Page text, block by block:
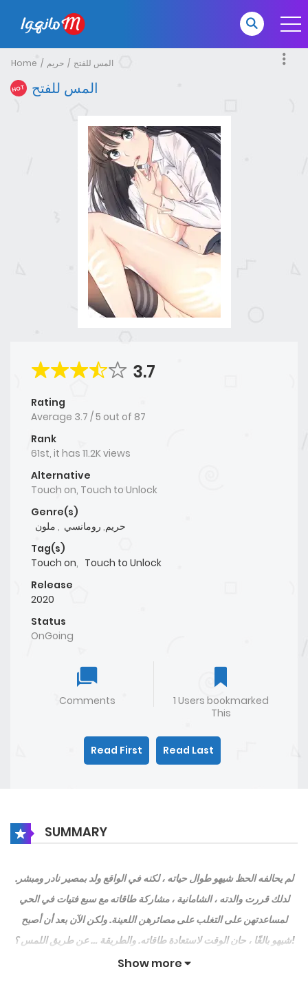
Home حريم المس للفتح
HOT المس للفتح
3.7
Rating
Average 3.7 /5 out of 87
Rank
61st, it has 11.2K views
Alternative
Touch on, Touch to Unlock
Genre(s)
حريم, رومانسي , ملون
Tag(s)
Touch on, Touch to Unlock
Release
2020
Status
OnGoing
Comments
1 Users bookmarked
This
Read First Read Last
SUMMARY
لم يحالفه الحظ شيهو طوال حياته ، لكنه في الواقع ولد بمصير نادر ومبشر.
لدلك قررت والدته ، الشامانية ، مشاركة طاقاته مع سبع فتيات في الحي
لمساعدتهن على التغلب على مصائرهن اللعينة. ولكن الآن بعد أن أصبح
شيهو بالغًا ، حان الوقت لاستعادة طاقاته. والطريقة … عن طريق اللمس ؟!
Show more